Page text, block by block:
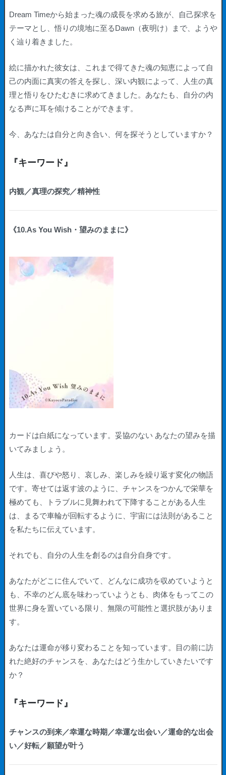
Dream Timeから始まった魂の成長を求める旅が、自己探求を
テーマとし、悟りの境地に至るDawn（夜明け）まで、ようや
く辿り着きました。
絵に描かれた彼女は、これまで得てきた魂の知恵によって自
己の内面に真実の答えを探し、深い内観によって、人生の真
理と悟りをひたむきに求めてきました。あなたも、自分の内
なる声に耳を傾けることができます。
今、あなたは自分と向き合い、何を探そうとしていますか？
『キーワード』
内観／真理の探究／精神性
《10.As You Wish・望みのままに》
カードは白紙になっています。妥協のない あなたの望みを描
いてみましょう。
人生は、喜びや怒り、哀しみ、楽しみを繰り返す変化の物語
です。寄せては返す波のように、チャンスをつかんで栄華を
極めても、トラブルに見舞われて下降することがある人生
は、まるで車輪が回転するように、宇宙には法則があること
を私たちに伝えています。
それでも、自分の人生を創るのは自分自身です。
あなたがどこに住んでいて、どんなに成功を収めていようと
も、不幸のどん底を味わっていようとも、肉体をもってこの
世界に身を置いている限り、無限の可能性と選択肢がありま
す。
あなたは運命が移り変わることを知っています。目の前に訪
れた絶好のチャンスを、あなたはどう生かしていきたいです
か？
『キーワード』
チャンスの到来／幸運な時期／幸運な出会い／運命的な出会
い／好転／願望が叶う